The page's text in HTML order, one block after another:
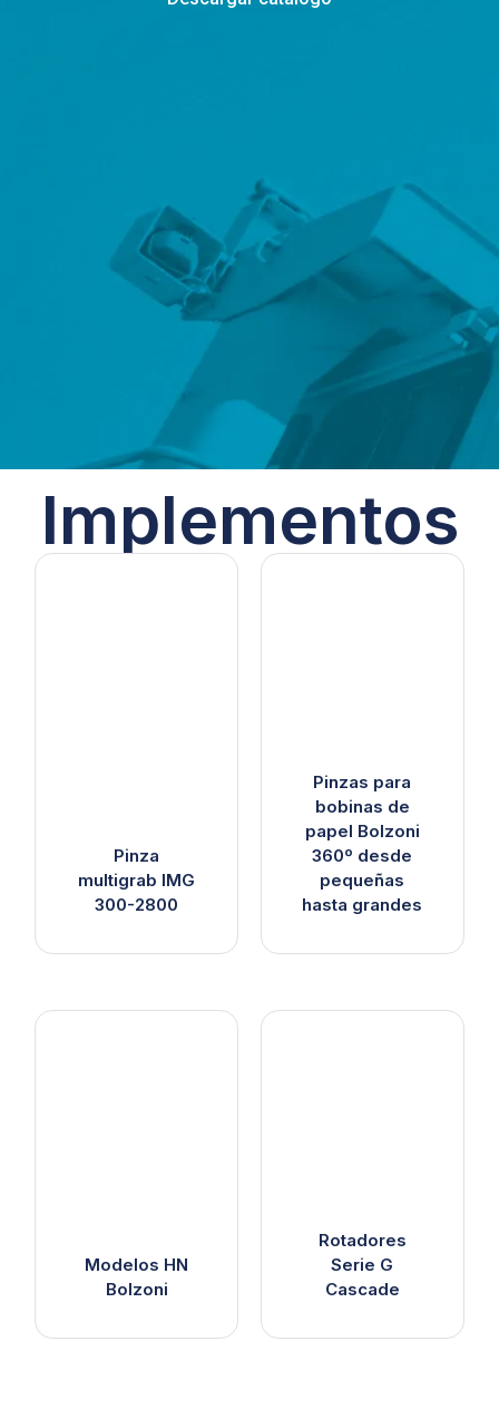
Implementos
Pinza
multigrab IMG
300-2800
Pinzas para
bobinas de
papel Bolzoni
360º desde
pequeñas
hasta grandes
Modelos HN
Bolzoni
Rotadores
Serie G
Cascade